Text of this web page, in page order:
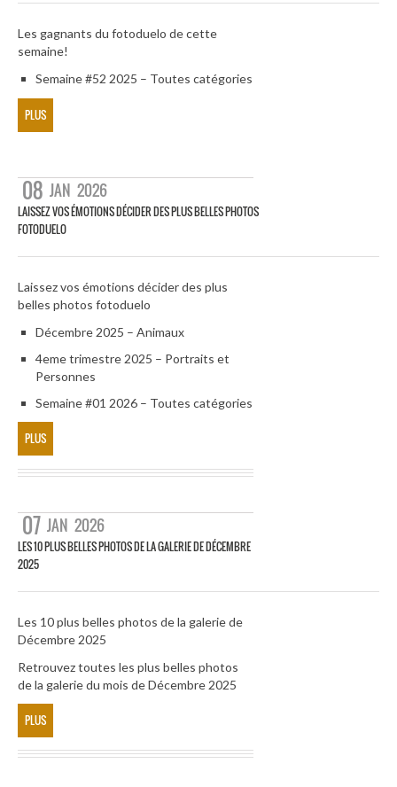
Les gagnants du fotoduelo de cette
semaine!
Semaine #52 2025 – Toutes catégories
PLUS
08 JAN 2026
LAISSEZ VOS ÉMOTIONS DÉCIDER DES PLUS BELLES PHOTOS
FOTODUELO
Laissez vos émotions décider des plus
belles photos fotoduelo
Décembre 2025 – Animaux
4eme trimestre 2025 – Portraits et
Personnes
Semaine #01 2026 – Toutes catégories
PLUS
07 JAN 2026
LES 10 PLUS BELLES PHOTOS DE LA GALERIE DE DÉCEMBRE
2025
Les 10 plus belles photos de la galerie de
Décembre 2025
Retrouvez toutes les plus belles photos
de la galerie du mois de Décembre 2025
PLUS